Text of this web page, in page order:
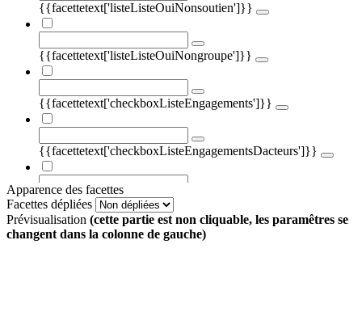
{{facettetext['listeListeOuiNonsoutien']}}
{{facettetext['listeListeOuiNongroupe']}}
{{facettetext['checkboxListeEngagements']}}
{{facettetext['checkboxListeEngagementsDacteurs']}}
Apparence des facettes
Facettes dépliées
Prévisualisation (cette partie est non cliquable, les paramêtres se
changent dans la colonne de gauche)